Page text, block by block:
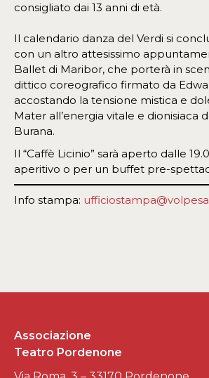
consigliato dai 13 anni di età.
Il calendario danza del Verdi si
con un altro attesissimo
Ballet di Maribor, che porterà in
dittico coreografico firmato da
accostando la tensione mistica e
Mater all’energia vitale e dionisiaca
Burana.
Il “Caffè Licinio” sarà aperto dalle
aperitivo o per un buffet pre-
Info stampa:
Associazione
Teatro Pordenone